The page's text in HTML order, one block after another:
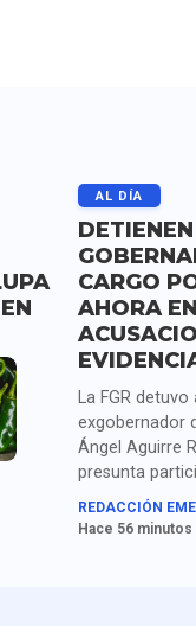
AL DÍA
CARGO
AHORA
La FGR detuvo
exgobernador
Ángel Aguirre
presunta
ocultamiento
del caso
REDACCIÓN
Hace 56 minutos